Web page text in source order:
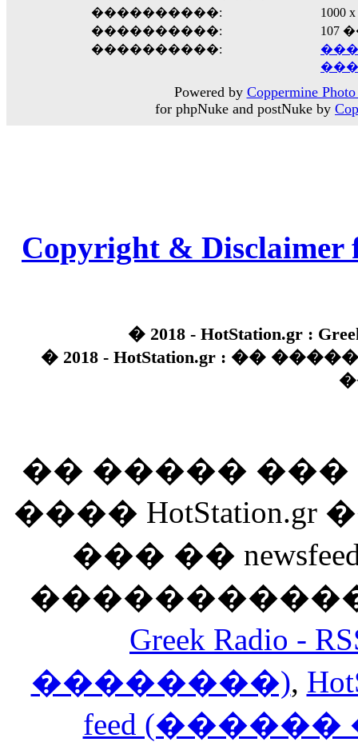
����������:
1000
����������:
107
����������:
Powered by Coppermine
for phpNuke and postNuke by
Copyright & Disclaimer
� 2018 - HotStation.gr :
� 2018 - HotStation.gr : ��
�� �����
����
��� ��
Greek Radio
��������),
feed